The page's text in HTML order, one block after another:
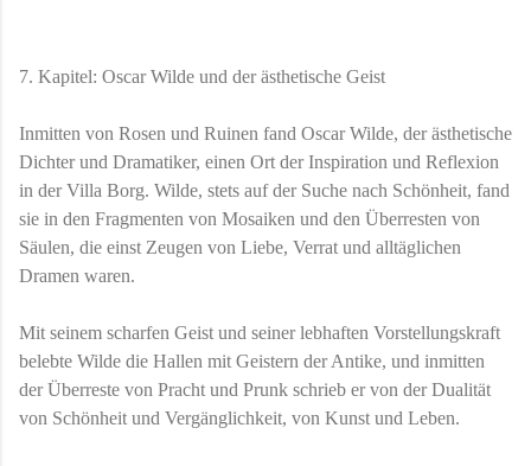
7. Kapitel: Oscar Wilde und der ästhetische Geist
Inmitten von Rosen und Ruinen fand Oscar Wilde, der ästhetische
Dichter und Dramatiker, einen Ort der Inspiration und Reflexion
in der Villa Borg. Wilde, stets auf der Suche nach Schönheit, fand
sie in den Fragmenten von Mosaiken und den Überresten von
Säulen, die einst Zeugen von Liebe, Verrat und alltäglichen
Dramen waren.
Mit seinem scharfen Geist und seiner lebhaften Vorstellungskraft
belebte Wilde die Hallen mit Geistern der Antike, und inmitten
der Überreste von Pracht und Prunk schrieb er von der Dualität
von Schönheit und Vergänglichkeit, von Kunst und Leben.